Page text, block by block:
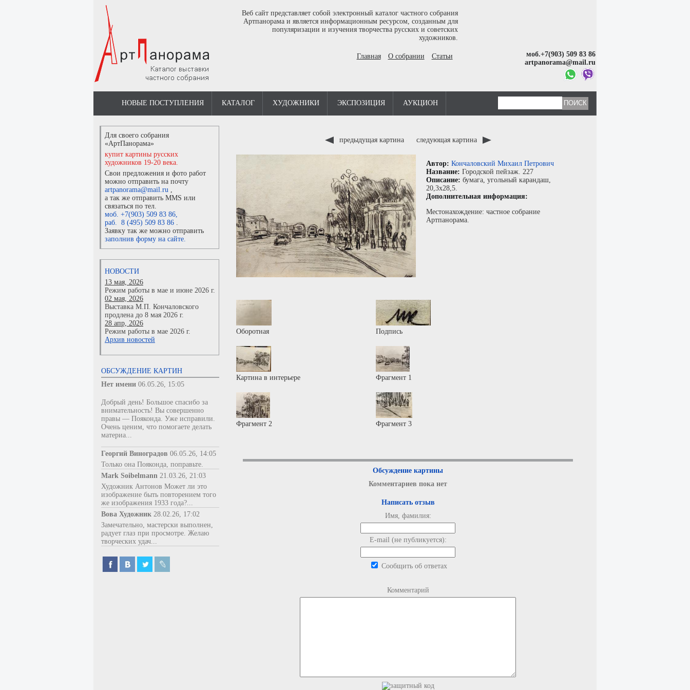
Веб сайт представляет собой электронный каталог частного собрания
Артпанорама и является информационным ресурсом, созданным для
популяризации и изучения творчества русских и советских
художников.
Главная О собрании Статьи
моб.+7(903) 509 83 86
artpanorama@mail.ru
НОВЫЕ ПОСТУПЛЕНИЯ КАТАЛОГ ХУДОЖНИКИ ЭКСПОЗИЦИЯ АУКЦИОН
Для своего собрания
«АртПанорама»
купит картины русских
художников 19-20 века.
Свои предложения и фото работ
можно отправить на почту
artpanorama@mail.ru ,
а так же отправить MMS или
связаться по тел.
моб. +7(903) 509 83 86,
раб. 8 (495) 509 83 86 .
Заявку так же можно отправить
заполнив форму на сайте.
НОВОСТИ
13 мая, 2026
Режим работы в мае и июне 2026 г.
02 мая, 2026
Выставка М.П. Кончаловского
продлена до 8 мая 2026 г.
28 апр, 2026
Режим работы в мае 2026 г.
Архив новостей
ОБСУЖДЕНИЕ КАРТИН
Нет имени 06.05.26, 15:05
Добрый день! Большое спасибо за
внимательность! Вы совершенно
правы — Пояконда. Уже исправили.
Очень ценим, что помогаете делать
материа...
Георгий Виноградов 06.05.26, 14:05
Только она Пояконда, поправьте.
Mark Soibelmann 21.03.26, 21:03
Художник Антонов Может ли это
изображение быть повторением того
же изображения 1933 года?...
Вова Художник 28.02.26, 17:02
Замечательно, мастерски выполнен,
радует глаз при просмотре. Желаю
творческих удач...
предыдущая картина следующая картина
Автор: Кончаловский Михаил Петрович
Название: Городской пейзаж. 227
Описание: бумага, угольный карандаш,
20,3x28,5.
Дополнительная информация:
Местонахождение: частное собрание
Артпанорама.
Оборотная Подпись
Картина в интерьере Фрагмент 1
Фрагмент 2 Фрагмент 3
Обсуждение картины
Комментариев пока нет
Написать отзыв
Имя, фамилия:
E-mail (не публикуется):
Сообщить об ответах
Комментарий